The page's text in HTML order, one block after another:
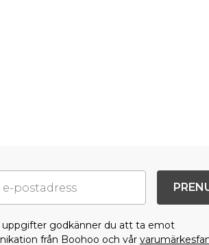
uppgifter godkänner du att ta emot
från Boohoo och vår